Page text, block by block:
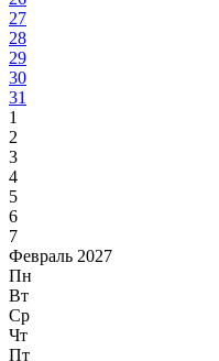
27
28
29
30
31
1
2
3
4
5
6
7
Февраль 2027
Пн
Вт
Ср
Чт
Пт